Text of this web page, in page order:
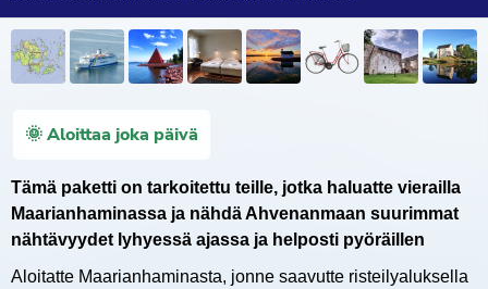
🌞 Aloittaa joka päivä
Tämä paketti on tarkoitettu teille, jotka haluatte vierailla
Maarianhaminassa ja nähdä Ahvenanmaan suurimmat
nähtävyydet lyhyessä ajassa ja helposti pyöräillen
Aloitatte Maarianhaminasta, jonne saavutte risteilyaluksella